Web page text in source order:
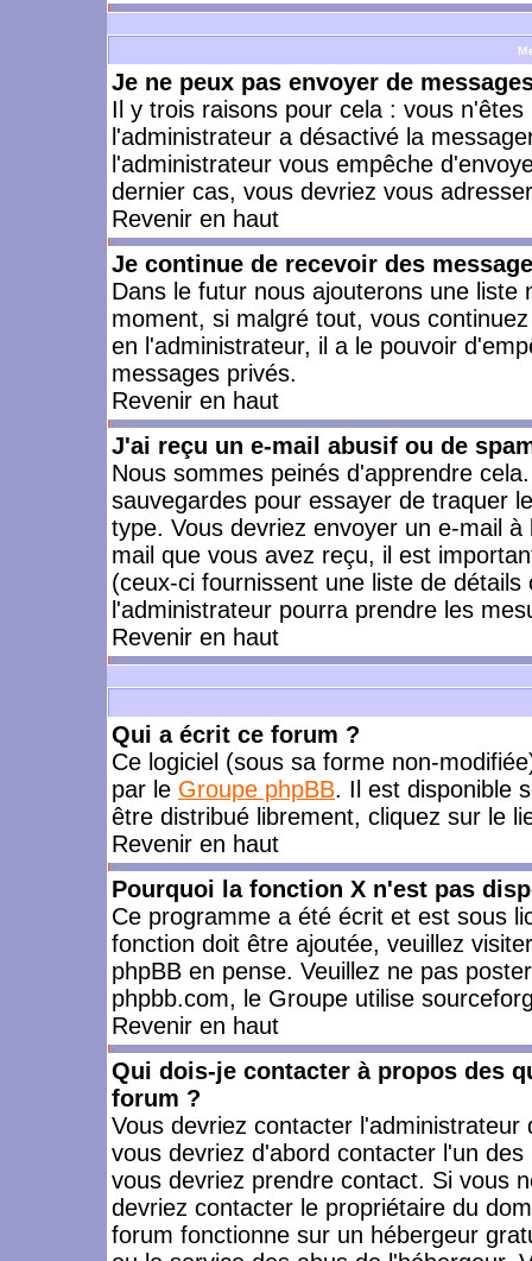
Je ne peux pas envoyer de
Il y trois raisons pour cela : vous
l'administrateur a désactivé la
l'administrateur vous empêche
dernier cas, vous devriez vous
Revenir en haut
Je continue de recevoir des
Dans le futur nous ajouterons une
moment, si malgré tout, vous
en l'administrateur, il a le pouvoir
messages privés.
Revenir en haut
J'ai reçu un e-mail abusif ou de
Nous sommes peinés d'apprendre
sauvegardes pour essayer de traquer
type. Vous devriez envoyer un e-mail
mail que vous avez reçu, il est
(ceux-ci fournissent une liste de
l'administrateur pourra prendre les
Revenir en haut
Qui a écrit ce forum ?
Ce logiciel (sous sa forme non-
par le Groupe phpBB. Il est disponible
être distribué librement, cliquez sur le
Revenir en haut
Pourquoi la fonction X n'est pas
Ce programme a été écrit et est sous
fonction doit être ajoutée, veuillez
phpBB en pense. Veuillez ne pas
phpbb.com, le Groupe utilise
Revenir en haut
Qui dois-je contacter à propos des
forum ?
Vous devriez contacter
vous devriez d'abord contacter l'un
vous devriez prendre contact. Si vous
devriez contacter le propriétaire du
forum fonctionne sur un hébergeur